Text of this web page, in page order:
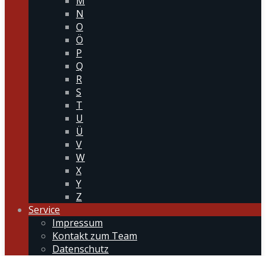
N
O
Ö
P
Q
R
S
T
U
Ü
V
W
X
Y
Z
Service
Impressum
Kontakt zum Team
Datenschutz